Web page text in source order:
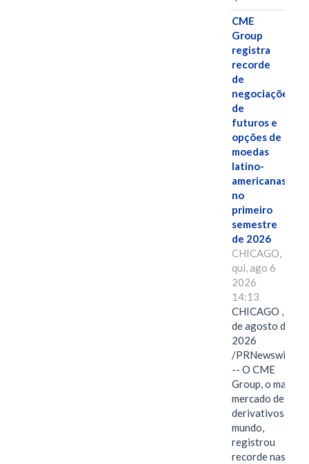
CME
Group
registra
recorde
de
negociações
de
futuros e
opções de
moedas
latino-
americanas
no
primeiro
semestre
de 2026
CHICAGO,
qui, ago 6
2026
14:13
CHICAGO , 6
de agosto de
2026
/PRNewswire/
-- O CME
Group, o maior
mercado de
derivativos do
mundo,
registrou
recorde nas